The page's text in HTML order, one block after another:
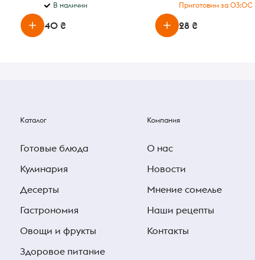
В наличии
40 ₴
Приготовим за 03:00 ч
28 ₴
Каталог
Готовые блюда
Кулинария
Десерты
Гастрономия
Овощи и фрукты
Здоровое питание
Компания
О нас
Новости
Мнение сомелье
Наши рецепты
Контакты